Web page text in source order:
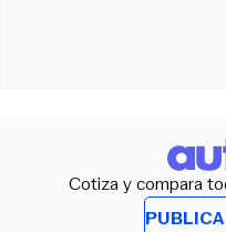
Cotiza y compara